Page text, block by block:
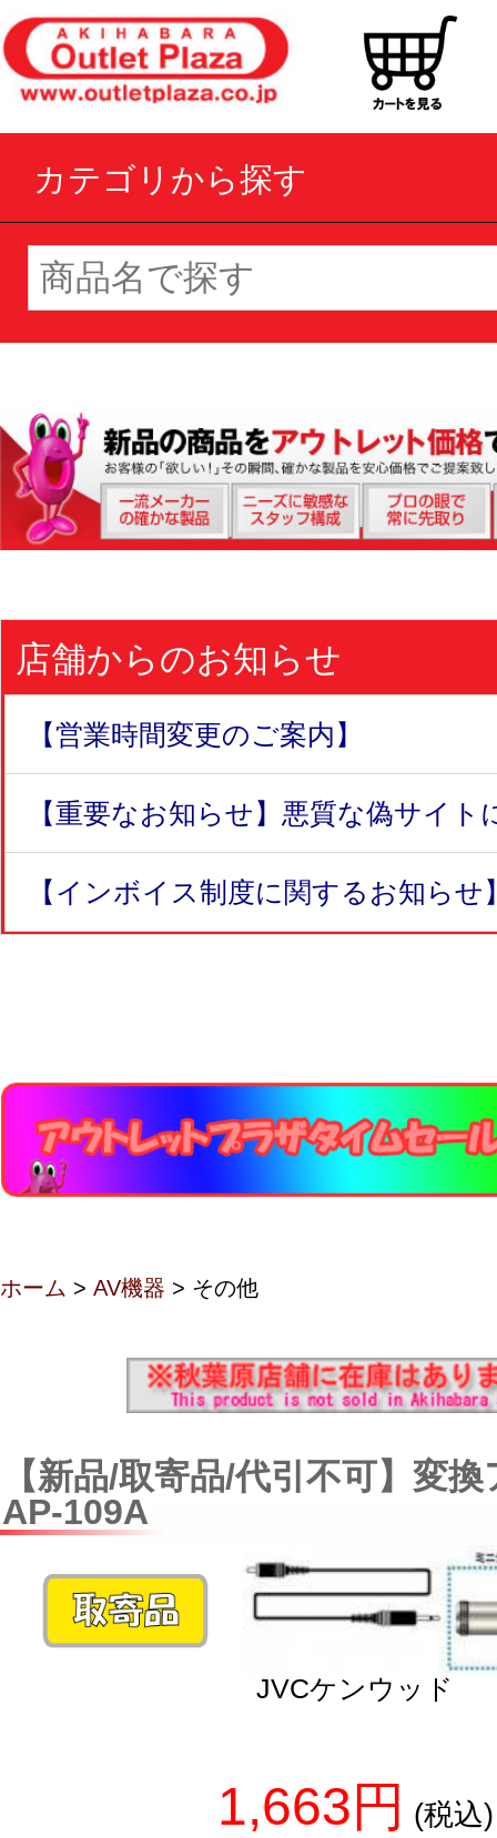
カテゴリから探す
店舗からのお知らせ
【営業時間変更のご案内】
【重要なお知らせ】悪質な偽サイト
【インボイス制度に関するお知らせ
ホーム > AV機器 > その他
【新品/取寄品/代引不可】変
AP-109A
JVCケンウッド
1,663円 (税込)